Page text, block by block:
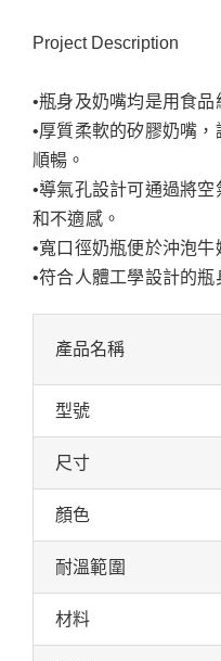
Project Description
•瓶身及奶嘴均是用食品
•厚質柔軟的矽膠奶嘴
順暢。
•導氣孔設計可通過將
和不適感。
•寬口徑奶瓶便於沖泡牛
•符合人體工學設計的瓶
產品名稱
型號
尺寸
顏色
耐溫範圍
材料